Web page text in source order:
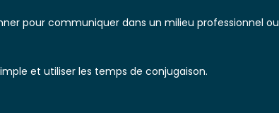
pour communiquer dans un milieu professionnel ou
et utiliser les temps de conjugaison.